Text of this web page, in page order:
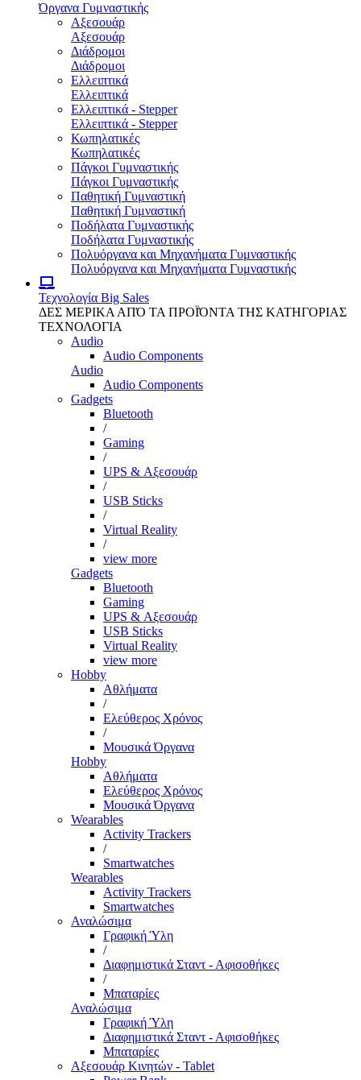
Όργανα Γυμναστικής
Αξεσουάρ
Αξεσουάρ
Διάδρομοι
Διάδρομοι
Ελλειπτικά
Ελλειπτικά
Ελλειπτικά - Stepper
Ελλειπτικά - Stepper
Κωπηλατικές
Κωπηλατικές
Πάγκοι Γυμναστικής
Πάγκοι Γυμναστικής
Παθητική Γυμναστική
Παθητική Γυμναστική
Ποδήλατα Γυμναστικής
Ποδήλατα Γυμναστικής
Πολυόργανα και Μηχανήματα Γυμναστικής
Πολυόργανα και Μηχανήματα Γυμναστικής
Τεχνολογία Big Sales
ΔΕΣ ΜΕΡΙΚΑ ΑΠΌ ΤΑ ΠΡΟΪΌΝΤΑ ΤΗΣ ΚΑΤΗΓΟΡΙΑΣ
ΤΕΧΝΟΛΟΓΙΑ
Audio
Audio Components
Audio
Audio Components
Gadgets
Bluetooth
/
Gaming
/
UPS & Αξεσουάρ
/
USB Sticks
/
Virtual Reality
/
view more
Gadgets
Bluetooth
Gaming
UPS & Αξεσουάρ
USB Sticks
Virtual Reality
view more
Hobby
Αθλήματα
/
Ελεύθερος Χρόνος
/
Μουσικά Όργανα
Hobby
Αθλήματα
Ελεύθερος Χρόνος
Μουσικά Όργανα
Wearables
Activity Trackers
/
Smartwatches
Wearables
Activity Trackers
Smartwatches
Αναλώσιμα
Γραφική Ύλη
/
Διαφημιστικά Σταντ - Αφισοθήκες
/
Μπαταρίες
Αναλώσιμα
Γραφική Ύλη
Διαφημιστικά Σταντ - Αφισοθήκες
Μπαταρίες
Αξεσουάρ Κινητών - Tablet